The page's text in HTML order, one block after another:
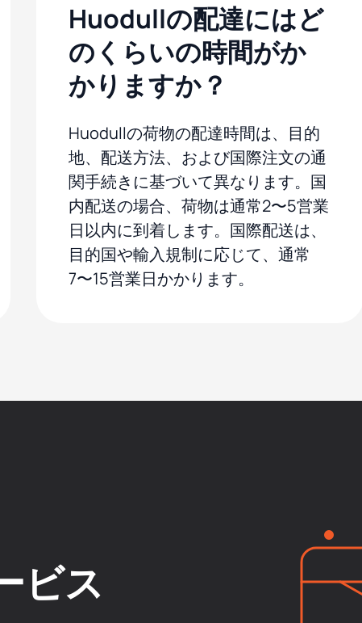
Huodullの配達にはど
のくらいの時間がか
かりますか？
Huodullの荷物の配達時間は、目的
地、配送方法、および国際注文の通
関手続きに基づいて異なります。国
内配送の場合、荷物は通常2〜5営業
日以内に到着します。国際配送は、
目的国や輸入規制に応じて、通常
7〜15営業日かかります。
ビス